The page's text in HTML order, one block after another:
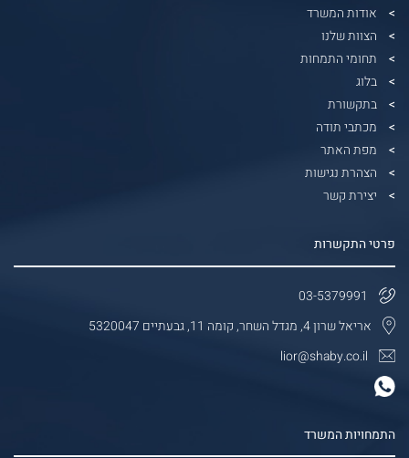
אודות המשרד
הצוות שלנו
תחומי התמחות
בלוג
בתקשורת
מכתבי תודה
מפת האתר
הצהרת נגישות
יצירת קשר
התמחויות המשרד
פרטי התקשרות
03-5379991
אריאל שרון 4, מגדל השחר, קומה 11, גבעתיים 5320047
lior@shaby.co.il